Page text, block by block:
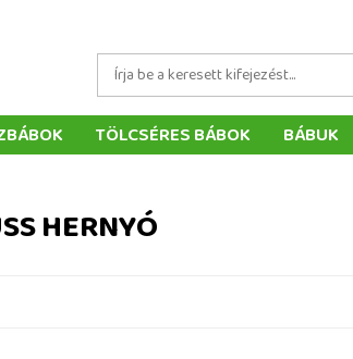
TÖLCSÉRES BÁBOK
BÁBUK
HERNYÓ